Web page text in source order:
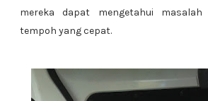
mereka dapat mengetahui masalah
tempoh yang cepat.